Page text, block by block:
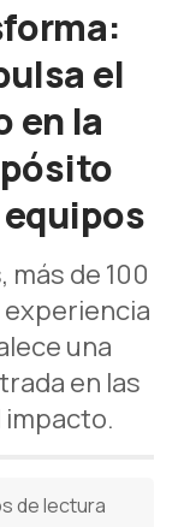
el
en la
más de 100
una
en las
impacto.
de lectura